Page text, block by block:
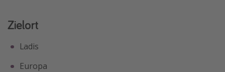
Zielort
Ladis
Europa